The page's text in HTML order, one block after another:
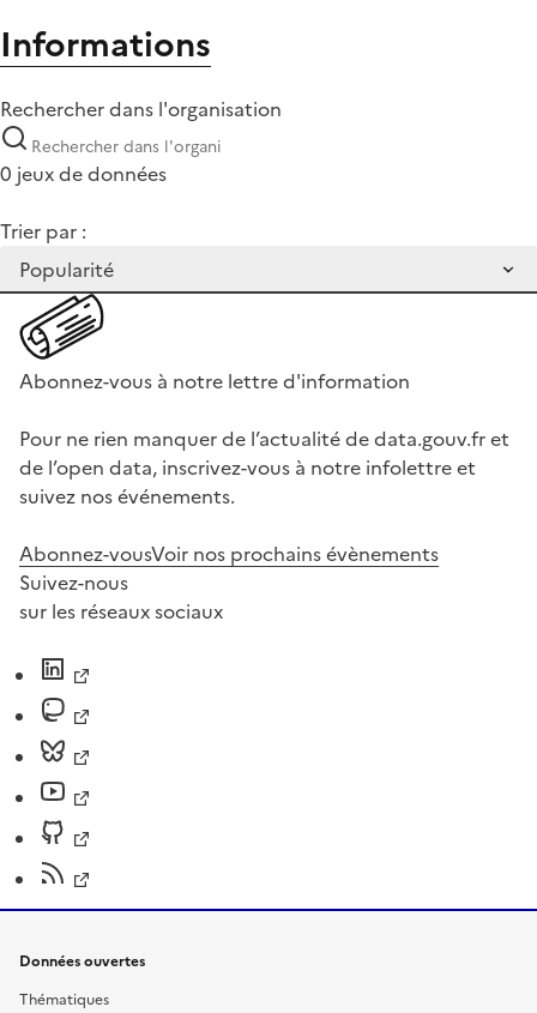
Informations
Rechercher dans l'organisation
0 jeux de données
Trier par :
Abonnez-vous à notre lettre d'information
Pour ne rien manquer de l’actualité de data.gouv.fr et
de l’open data, inscrivez-vous à notre infolettre et
suivez nos événements.
Abonnez-vousVoir nos prochains évènements
Suivez-nous
sur les réseaux sociaux
Données ouvertes
Thématiques